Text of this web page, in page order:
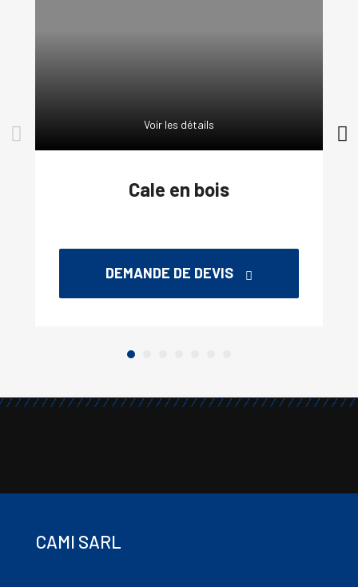
Voir les détails
Cale en bois
DEMANDE DE DEVIS
CAMI SARL